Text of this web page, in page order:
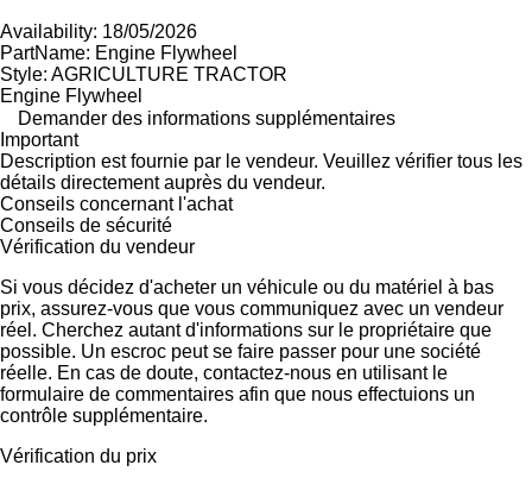
Availability: 18/05/2026
PartName: Engine Flywheel
Style: AGRICULTURE TRACTOR
Engine Flywheel
Demander des informations supplémentaires
Important
Description est fournie par le vendeur. Veuillez vérifier tous les
détails directement auprès du vendeur.
Conseils concernant l'achat
Conseils de sécurité
Vérification du vendeur
Si vous décidez d'acheter un véhicule ou du matériel à bas
prix, assurez-vous que vous communiquez avec un vendeur
réel. Cherchez autant d'informations sur le propriétaire que
possible. Un escroc peut se faire passer pour une société
réelle. En cas de doute, contactez-nous en utilisant le
formulaire de commentaires afin que nous effectuions un
contrôle supplémentaire.
Vérification du prix